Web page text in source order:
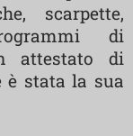
scarpette,
di
attestato di
è stata la sua